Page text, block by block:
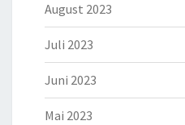
August 2023
Juli 2023
Juni 2023
Mai 2023